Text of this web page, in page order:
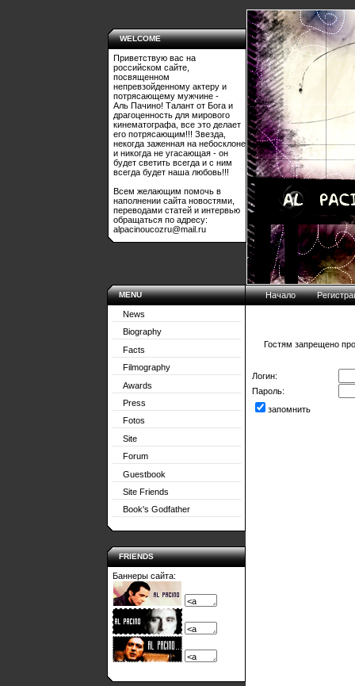
WELCOME
Приветствую вас на
российском сайте,
посвященном
непревзойденному актеру и
потрясающему мужчине -
Аль Пачино! Талант от Бога и
драгоценность для мирового
кинематографа, все это делает
его потрясающим!!! Звезда,
некогда заженная на небосклоне
и никогда не угасающая - он
будет светить всегда и с ним
всегда будет наша любовь!!!
Всем желающим помочь в
наполнении сайта новостями,
переводами статей и интервью
обращаться по адресу:
alpacinoucozru@mail.ru
MENU
News
Biography
Facts
Filmography
Awards
Press
Fotos
Site
Forum
Guestbook
Site Friends
Book's Godfather
FRIENDS
Баннеры сайта:
Начало
Гостям запрещено
Логин:
Пароль:
запомнить